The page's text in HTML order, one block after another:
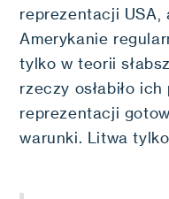
reprezentacji
Amerykanie
tylko w teorii
rzeczy osłabiło
reprezentacji
warunki. Litwa